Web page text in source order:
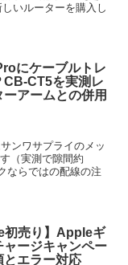
いルーターを購入し
にケーブルトレ
CB-CT5を実測レ
ーアームとの併用
ンワサプライのメッ
（実測で隙間約
ならではの配線の注
初売り】Appleギ
ャージキャンペー
とエラー対応